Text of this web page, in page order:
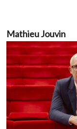
Mathieu Jouvin